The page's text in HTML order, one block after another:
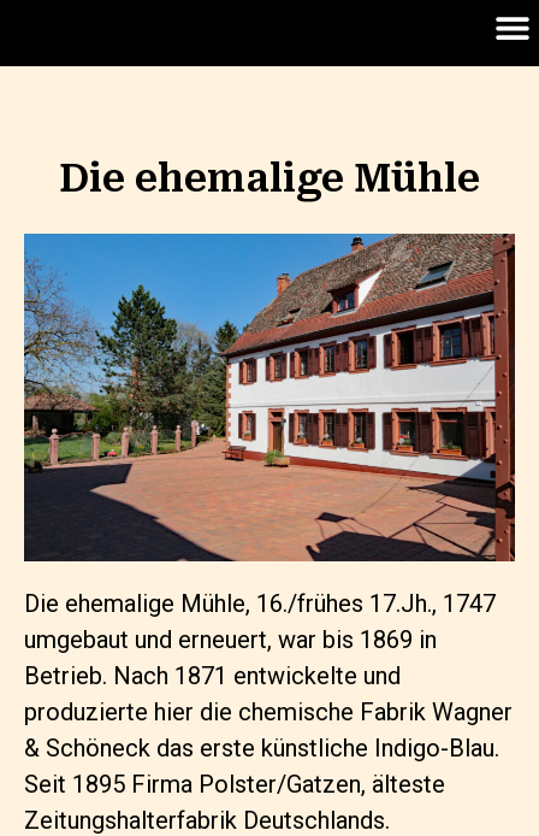
Die ehemalige Mühle
Die ehemalige Mühle, 16./frühes 17.Jh., 1747
umgebaut und erneuert, war bis 1869 in
Betrieb. Nach 1871 entwickelte und
produzierte hier die chemische Fabrik Wagner
& Schöneck das erste künstliche Indigo-Blau.
Seit 1895 Firma Polster/Gatzen, älteste
Zeitungshalterfabrik Deutschlands.